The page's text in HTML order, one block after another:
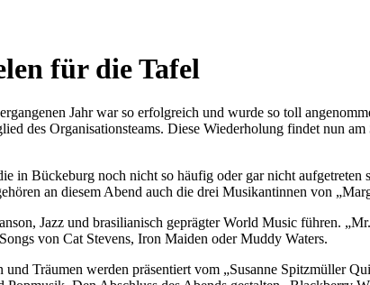
für die Tafel
Jahr war so erfolgreich und wurde so toll
des Organisationsteams. Diese Wiederholung findet nun am
in Bückeburg noch nicht so häufig oder gar nicht
an diesem Abend auch die drei Musikantinnen von
Jazz und brasilianisch geprägter World Music führen.
von Cat Stevens, Iron Maiden oder Muddy Waters.
Träumen werden präsentiert vom „Susanne Spitzmüller